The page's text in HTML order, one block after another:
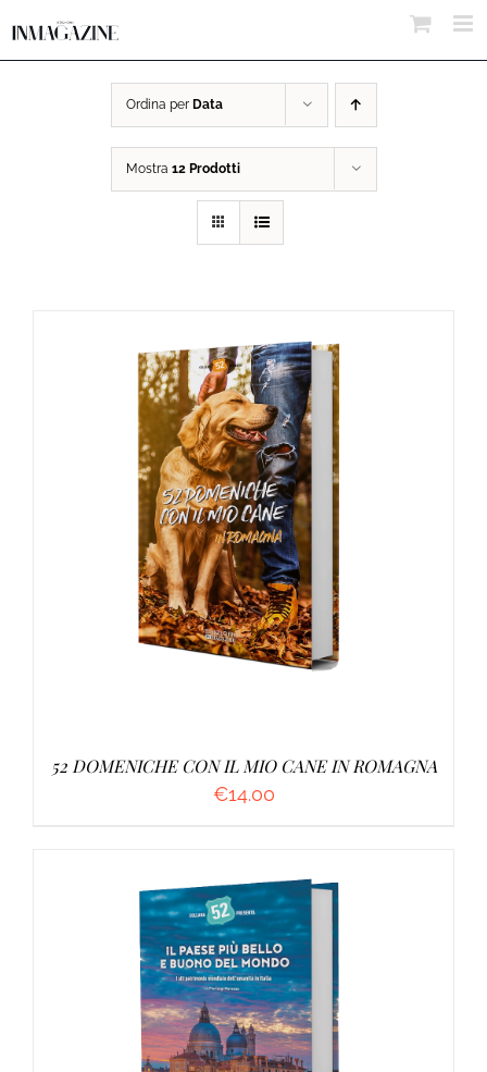
Ordina per Data
Mostra 12 Prodotti
AGGIUNGI AL CARRELLO /
52 DOMENICHE CON IL MIO CANE IN ROMAGNA
€14.00
AGGIUNGI AL CARRELLO /